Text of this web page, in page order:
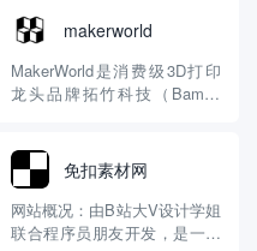
makerworld
MakerWorld是消费级3D打印
龙头品牌拓竹科技（Bambu
下载站，更是一个集成了AI生
成、创作工具和完整打印流程
的生态系统。 🔍 平台核心特
点一览 平台定位：拓竹科技旗
免扣素材网
网站概况：由B站大V设计学姐
联合程序员朋友开发，是一个